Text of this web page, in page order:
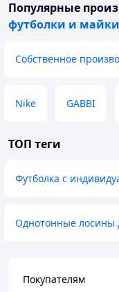
Популярные
футболки и майки
Собственное
Nike GABBI
ТОП теги
Футболка с
Однотонные лосины
Покупателям